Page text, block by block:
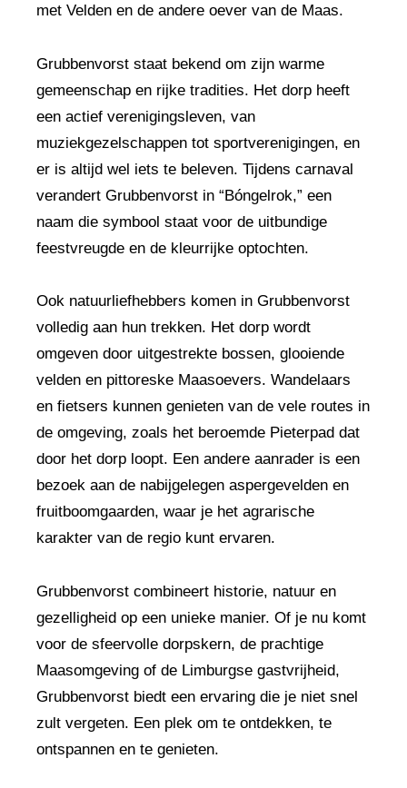
met Velden en de andere oever van de Maas.
Grubbenvorst staat bekend om zijn warme
gemeenschap en rijke tradities. Het dorp heeft
een actief verenigingsleven, van
muziekgezelschappen tot sportverenigingen, en
er is altijd wel iets te beleven. Tijdens carnaval
verandert Grubbenvorst in “Bóngelrok,” een
naam die symbool staat voor de uitbundige
feestvreugde en de kleurrijke optochten.
Ook natuurliefhebbers komen in Grubbenvorst
volledig aan hun trekken. Het dorp wordt
omgeven door uitgestrekte bossen, glooiende
velden en pittoreske Maasoevers. Wandelaars
en fietsers kunnen genieten van de vele routes in
de omgeving, zoals het beroemde Pieterpad dat
door het dorp loopt. Een andere aanrader is een
bezoek aan de nabijgelegen aspergevelden en
fruitboomgaarden, waar je het agrarische
karakter van de regio kunt ervaren.
Grubbenvorst combineert historie, natuur en
gezelligheid op een unieke manier. Of je nu komt
voor de sfeervolle dorpskern, de prachtige
Maasomgeving of de Limburgse gastvrijheid,
Grubbenvorst biedt een ervaring die je niet snel
zult vergeten. Een plek om te ontdekken, te
ontspannen en te genieten.